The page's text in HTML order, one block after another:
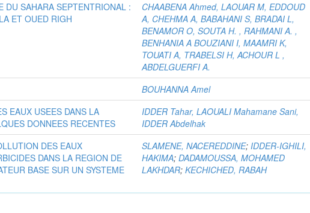
DU SAHARA SEPTENTRIONAL :
ET OUED RIGH
CHAABENA Ahmed, LAOUAR M, EDDOUD
A, CHEHMA A, BABAHANI S, BRADAI L,
BENAMOR O, SOUTA H. , RAHMANI A. ,
BENHANIA A BOUZIANI I, MAAMRI K,
TOUATI A, TRABELSI H, ACHOUR L ,
ABDELGUERFI A.
BOUHANNA Amel
EAUX USEES DANS LA
DONNEES RECENTES
IDDER Tahar, LAOUALI Mahamane Sani,
IDDER Abdelhak
DES EAUX
DANS LA REGION DE
BASE SUR UN SYSTEME
SLAMENE, NACEREDDINE;IDDER-IGHILI,
HAKIMA;DADAMOUSSA, MOHAMED
LAKHDAR;KECHICHED, RABAH